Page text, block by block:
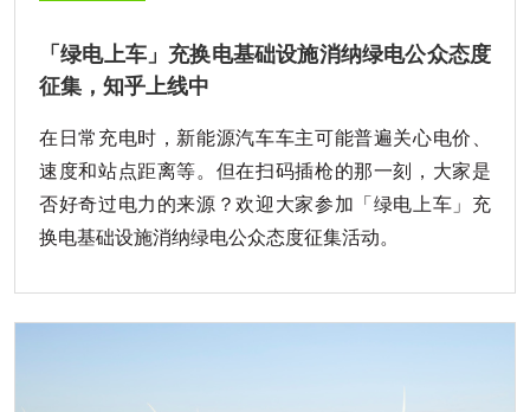
「绿电上车」充换电基础设施消纳绿电公众态度
征集，知乎上线中
在日常充电时，新能源汽车车主可能普遍关心电价、
速度和站点距离等。但在扫码插枪的那一刻，大家是
否好奇过电力的来源？欢迎大家参加「绿电上车」充
换电基础设施消纳绿电公众态度征集活动。